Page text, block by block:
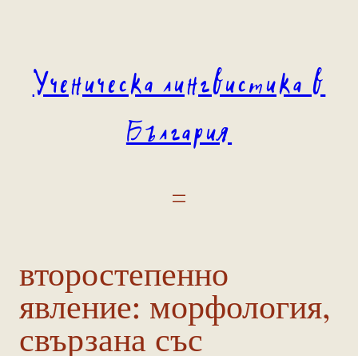
Ученическа лингвистика в
България
второстепенно
явление: морфология,
свързана със